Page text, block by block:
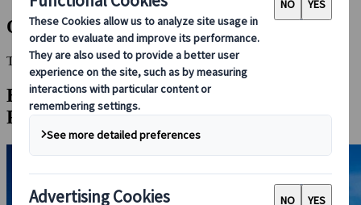
Otaru
This Destination is disabled to display.
Entdecken Sie andere Reiseziele in dieser
Region